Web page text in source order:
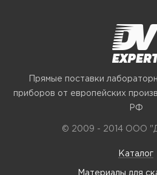
Прямые поставки
приборов от европейских
РФ
© 2009 - 2014 ООО
Каталог
Материалы для